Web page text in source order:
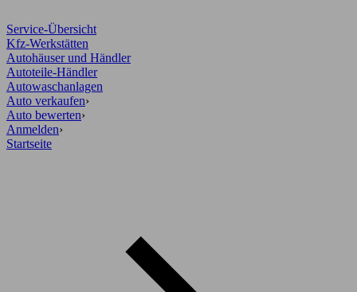
Service-Übersicht
Kfz-Werkstätten
Autohäuser und Händler
Autoteile-Händler
Autowaschanlagen
Auto verkaufen›
Auto bewerten›
Anmelden›
Startseite